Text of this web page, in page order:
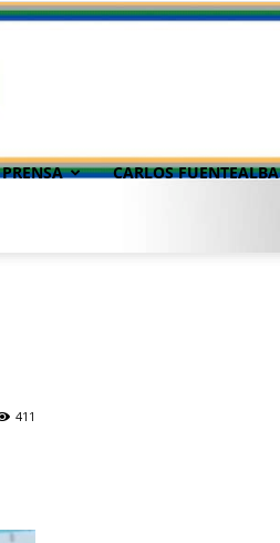
PRENSA CARLOS FUENTEALBA
411